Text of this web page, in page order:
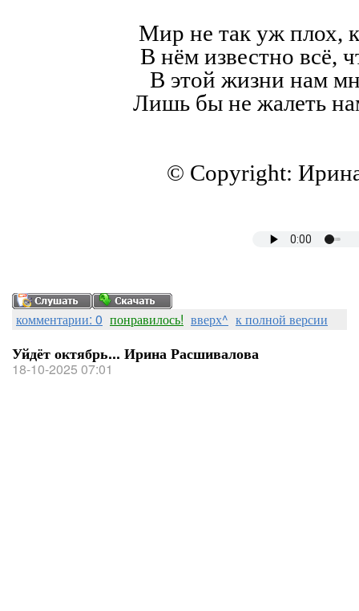
Мир не так уж плох,
В нём известно всё,
В этой жизни нам
Лишь бы не жалеть
© Copyright:
комментарии: 0 понравилось! вверх^ к полной версии
Уйдёт октябрь... Ирина Расшивалова
18-10-2025 07:01